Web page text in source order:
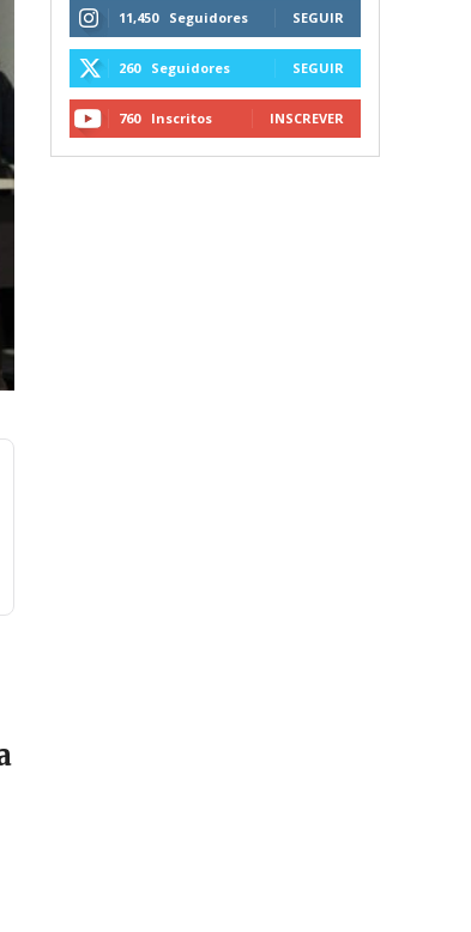
11,450 Seguidores SEGUIR
260 Seguidores SEGUIR
760 Inscritos INSCREVER